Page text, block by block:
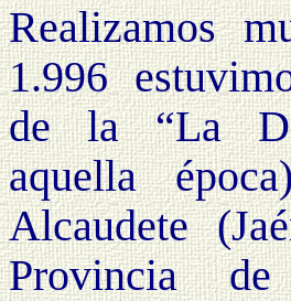
Realizamos
1.996
de la “La
aquella
Alcaudete
Provincia